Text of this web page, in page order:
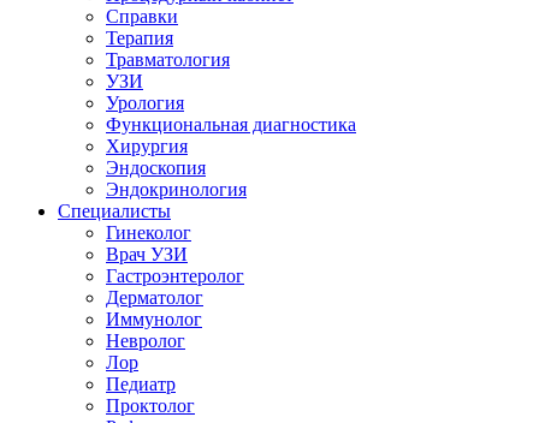
Справки
Терапия
Травматология
УЗИ
Урология
Функциональная диагностика
Хирургия
Эндоскопия
Эндокринология
Специалисты
Гинеколог
Врач УЗИ
Гастроэнтеролог
Дерматолог
Иммунолог
Невролог
Лор
Педиатр
Проктолог